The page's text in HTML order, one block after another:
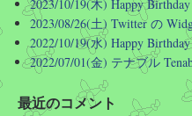
このような
共イベントで実際に使
を国の公共機関とい
を違法にする必要が
て年に数千円なんだ
よ…
2023/10/19(木) Happy
2023/08/26(土) Twitter の
2022/10/19(水) Happy
2022/07/01(金) テナブル
最近のコメント